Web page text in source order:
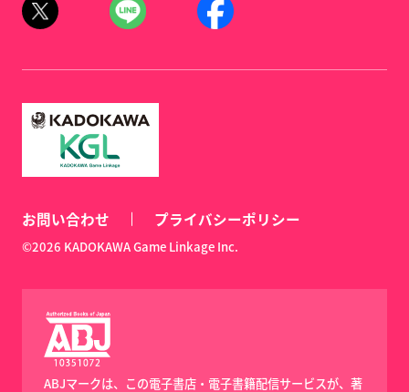
お問い合わせ プライバシーポリシー
©2026 KADOKAWA Game Linkage Inc.
ABJマークは、この電子書店・電子書籍配信サービスが、著